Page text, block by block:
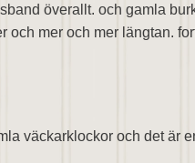
överallt. och gamla
och mer och mer längtan.
väckarklockor och det